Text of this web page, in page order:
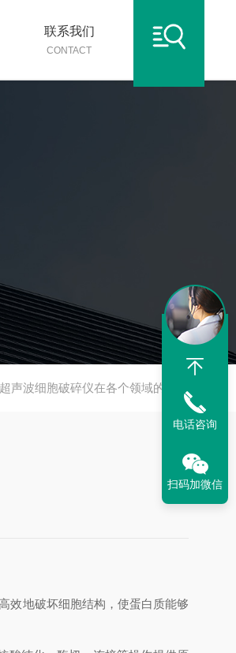
联系我们
CONTACT
超声波细胞破碎仪在各个领域的作用
效地破坏细胞结构，使蛋白质能够
电话咨询
扫码加微信